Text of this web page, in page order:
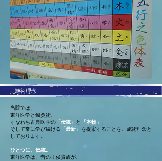
施術理念
当院では、
東洋医学と鍼灸術、
すなわち古典医学の 「伝統」 と 「本物」
そして常に学び続ける 「最新」 を提案することを、施術理念と
しております。
ひとつに、伝統。
東洋医学は、昔の王侯貴族が、